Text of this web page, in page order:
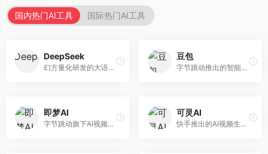
国内热门AI工具 国际热门AI工具
DeepSeek
幻方量化研发的大语言模型平台，专注于深度推理和代码生成能力。面向开发者、研究人员和技术爱好者，提供强大的逻辑推理和数学计算功能，开源生态完善，API接口友好。
豆包
字节跳动推出的智能对话助手平台，提供文本创作、知识问答、英语学习等多种AI服务。面向普通用户和内容创作者，支持多轮对话和文件解析，免费使用，响应速度快，中文理解能力强。
即梦AI
字节跳动旗下AI视频创作平台，支持多模态内容生成。面向内容创作者和营销人员，提供文生视频、图生视频、智能剪辑等功能，中文理解能力强，创作效率高。
可灵AI
快手推出的AI视频生成平台，支持文生视频和图生视频，可生成长达2分钟的高质量视频内容。面向短视频创作者和营销人员，操作简便，生成效果逼真，适合商业推广和创意表达。